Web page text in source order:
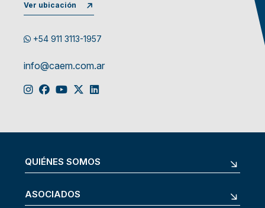
Ver ubicación
+54 911 3113-1957
info@caem.com.ar
QUIÉNES SOMOS
ASOCIADOS